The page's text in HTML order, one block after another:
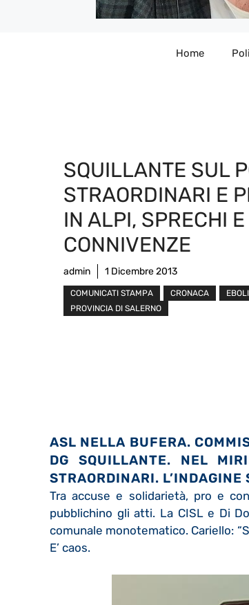
Home
SQUILLANTE SUL
STRAORDINARI E
IN ALPI, SPRECHI E
CONNIVENZE
admin 1 Dicembre 2013
COMUNICATI STAMPA CRONACA EBOLI
PROVINCIA DI SALERNO
ASL NELLA BUFERA.
DG SQUILLANTE. NEL
STRAORDINARI.
Tra accuse e solidarietà, pro e
pubblichino gli atti. La CISL e Di
comunale monotematico. Cariello:
E’ caos.